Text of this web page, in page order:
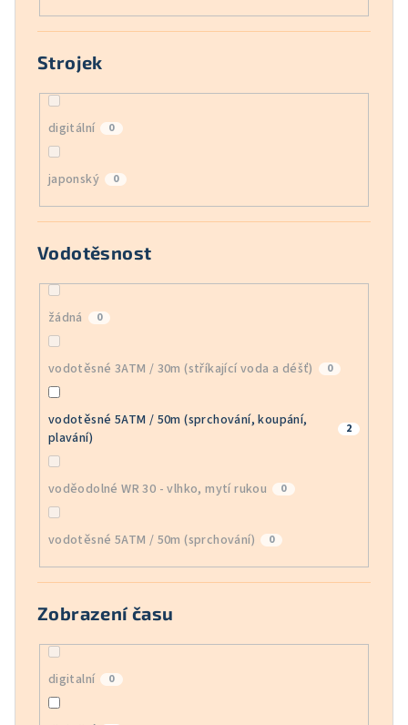
Strojek
digitální 0
japonský 0
Vodotěsnost
žádná 0
vodotěsné 3ATM / 30m (stříkající voda a déšť) 0
vodotěsné 5ATM / 50m (sprchování, koupání,
plavání)
2
voděodolné WR 30 - vlhko, mytí rukou 0
vodotěsné 5ATM / 50m (sprchování) 0
Zobrazení času
digitalní 0